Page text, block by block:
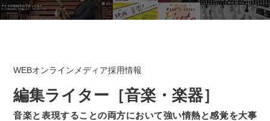
WEBオンラインメディア採用情報
編集ライター［音楽・楽器］
音楽と表現することの両方において強い情熱と感覚を大事